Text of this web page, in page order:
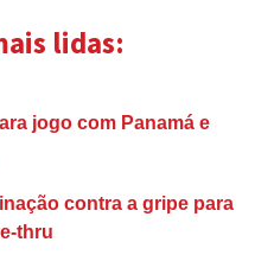
lidas:
jogo com Panamá e
contra a gripe para
thru